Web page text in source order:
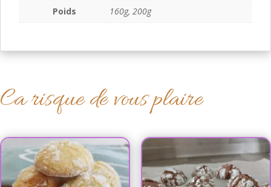
Poids
160g, 200g
Ca risque de vous plaire